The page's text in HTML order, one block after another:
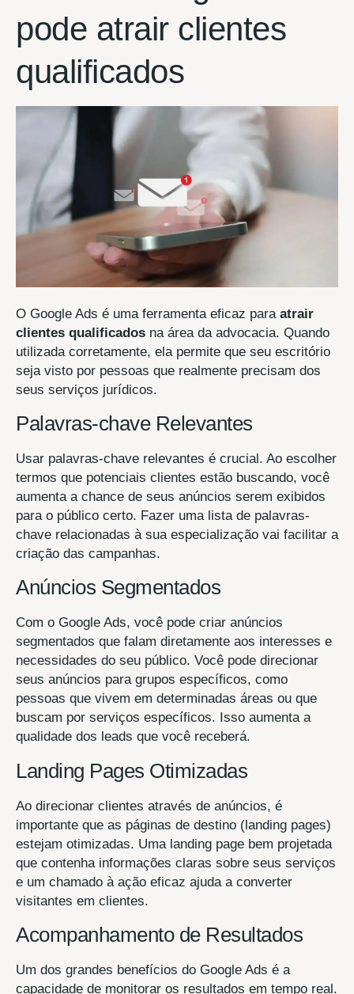
pode atrair clientes
qualificados
O Google Ads é uma ferramenta eficaz para atrair
clientes qualificados na área da advocacia. Quando
utilizada corretamente, ela permite que seu escritório
seja visto por pessoas que realmente precisam dos
seus serviços jurídicos.
Palavras-chave Relevantes
Usar palavras-chave relevantes é crucial. Ao escolher
termos que potenciais clientes estão buscando, você
aumenta a chance de seus anúncios serem exibidos
para o público certo. Fazer uma lista de palavras-
chave relacionadas à sua especialização vai facilitar a
criação das campanhas.
Anúncios Segmentados
Com o Google Ads, você pode criar anúncios
segmentados que falam diretamente aos interesses e
necessidades do seu público. Você pode direcionar
seus anúncios para grupos específicos, como
pessoas que vivem em determinadas áreas ou que
buscam por serviços específicos. Isso aumenta a
qualidade dos leads que você receberá.
Landing Pages Otimizadas
Ao direcionar clientes através de anúncios, é
importante que as páginas de destino (landing pages)
estejam otimizadas. Uma landing page bem projetada
que contenha informações claras sobre seus serviços
e um chamado à ação eficaz ajuda a converter
visitantes em clientes.
Acompanhamento de Resultados
Um dos grandes benefícios do Google Ads é a
capacidade de monitorar os resultados em tempo real.